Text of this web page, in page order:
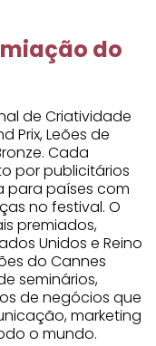
do
de Criatividade
Prix, Leões de
Cada
por publicitários
para países com
no festival. O
premiados,
Unidos e Reino
do Cannes
seminários,
de negócios que
marketing
o mundo.